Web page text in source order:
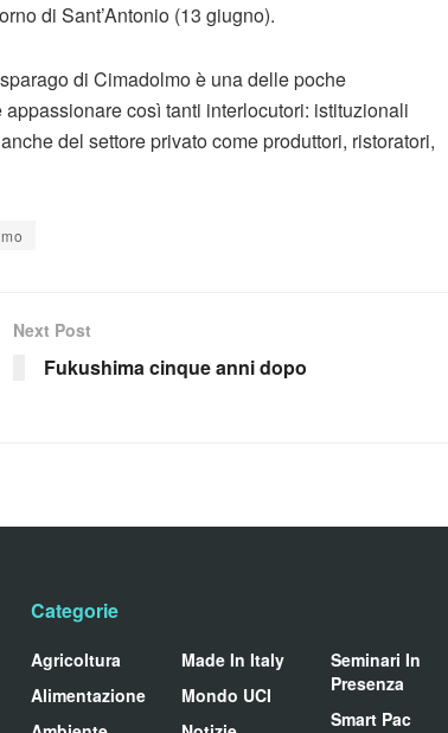
di Sant’Antonio (13 giugno).
di Cimadolmo è una delle poche
così tanti interlocutori: istituzionali
del settore privato come produttori, ristoratori,
Next Post
Fukushima cinque anni dopo
Categorie
Agricoltura
Alimentazione
Made In Italy
Mondo UCI
Seminari In
Presenza
Smart Pac